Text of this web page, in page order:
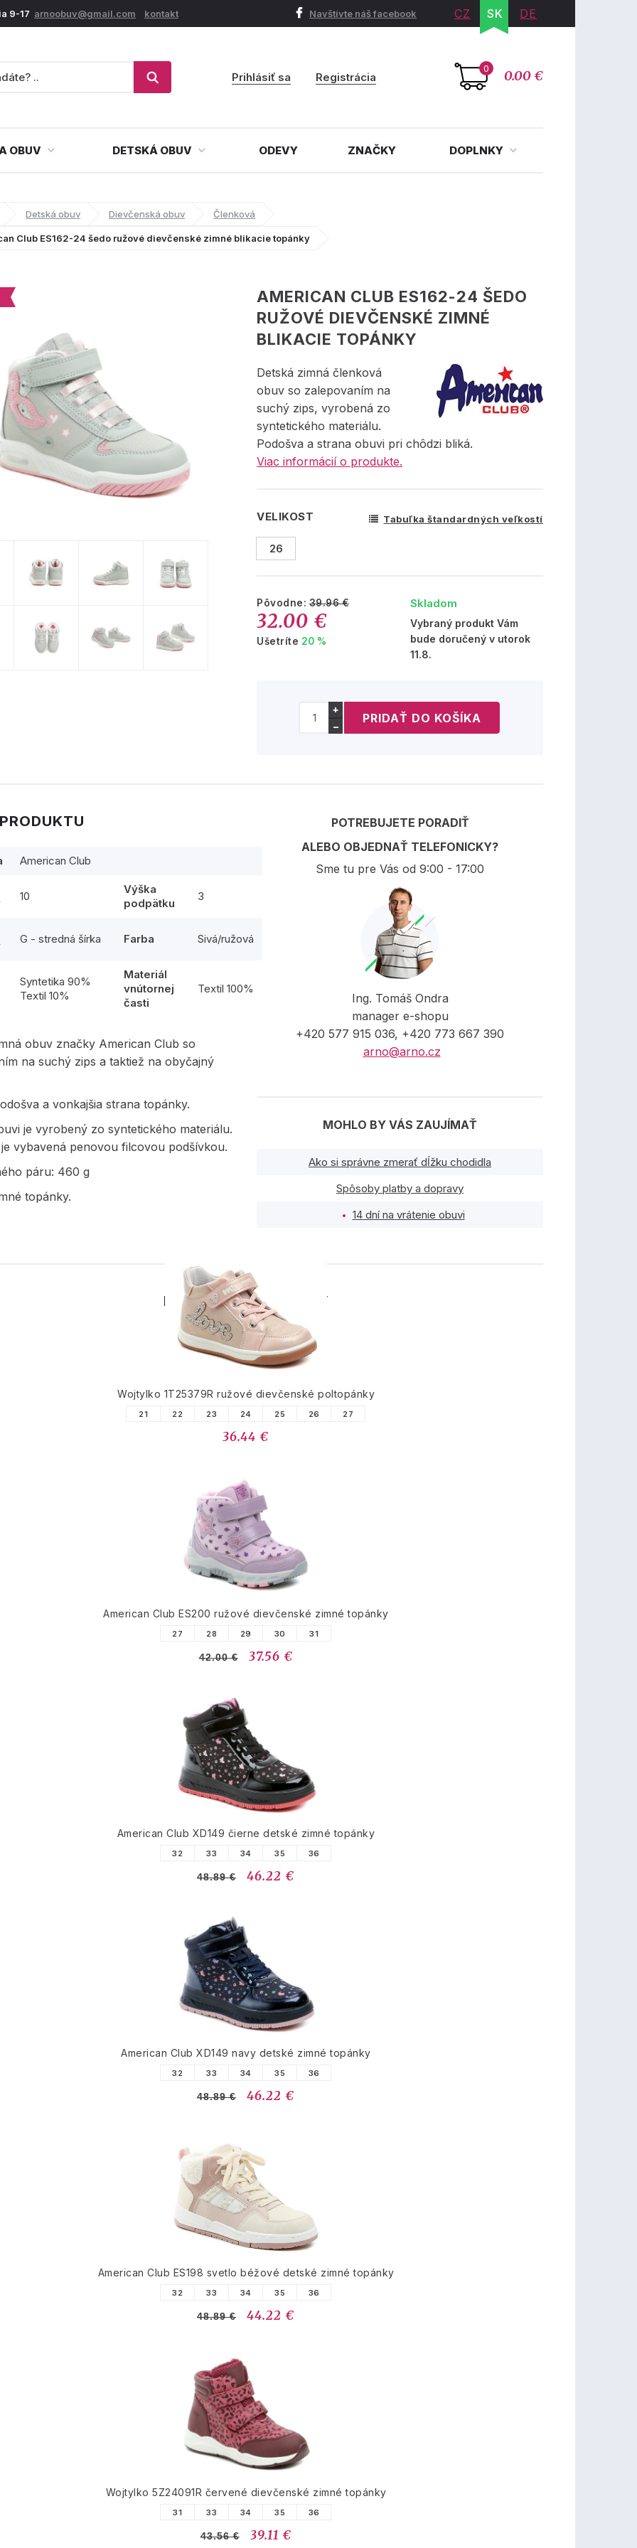
9-17 arnoobuv@gmail.com kontakt Navštívte náš facebook CZ SK DE
0 0.00 €
Prihlásiť sa Registrácia
OBUV DETSKÁ OBUV ODEVY ZNAČKY DOPLNKY
Detská obuv Dievčenská obuv Členková
Club ES162-24 šedo ružové dievčenské zimné blikacie topánky
AMERICAN CLUB ES162-24 ŠEDO
RUŽOVÉ DIEVČENSKÉ ZIMNÉ
BLIKACIE TOPÁNKY
Detská zimná členková
obuv so zalepovaním na
suchý zips, vyrobená zo
syntetického materiálu.
Podošva a strana obuvi pri chôdzi bliká.
Viac informácií o produkte.
VELIKOST Tabuľka štandardných veľkostí
26
Pôvodne:39.96 €
32.00 €
Ušetríte 20 %
Skladom
Vybraný produkt Vám
bude doručený v utorok
11.8.
+
−
American Club
10
Výška
podpätku
3
G - stredná šírka Farba Sivá/ružová
Syntetika 90%
Textil 10%
Materiál
vnútornej
časti
Textil 100%
obuv značky American Club so
na suchý zips a taktiež na obyčajný
a vonkajšia strana topánky.
je vyrobený zo syntetického materiálu.
vybavená penovou filcovou podšívkou.
páru: 460 g
topánky.
POTREBUJETE PORADIŤ
ALEBO OBJEDNAŤ TELEFONICKY?
Sme tu pre Vás od 9:00 - 17:00
Ing. Tomáš Ondra
manager e-shopu
+420 577 915 036, +420 773 667 390
arno@arno.cz
MOHLO BY VÁS ZAUJÍMAŤ
Ako si správne zmerať dĺžku chodidla
Spôsoby platby a dopravy
14 dní na vrátenie obuvi
PODOBNÉ PRODUKTY
Wojtylko 1T25379R ružové dievčenské poltopánky
21 22 23 24 25 26 27
36.44 €
American Club ES200 ružové dievčenské zimné topánky
27 28 29 30 31
42.00 € 37.56 €
American Club XD149 čierne detské zimné topánky
32 33 34 35 36
48.89 € 46.22 €
American Club XD149 navy detské zimné topánky
32 33 34 35 36
48.89 € 46.22 €
American Club ES198 svetlo béžové detské zimné topánky
32 33 34 35 36
48.89 € 44.22 €
Wojtylko 5Z24091R červené dievčenské zimné topánky
31 33 34 35 36
43.56 € 39.11 €